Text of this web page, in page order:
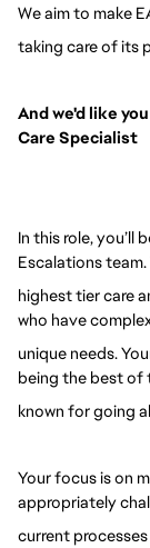
We aim to make
taking care of its
And we'd like
Care Specialist
In this role, you’ll
Escalations
highest tier care
who have
unique needs.
being the best of
known for going
Your focus is on
appropriately
current